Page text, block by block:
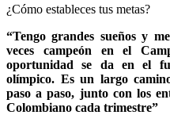
¿Cómo estableces tus metas?
“Tengo grandes sueños y
veces campeón en el
oportunidad se da en el
olímpico. Es un largo
paso a paso, junto con los
Colombiano cada trimestre”